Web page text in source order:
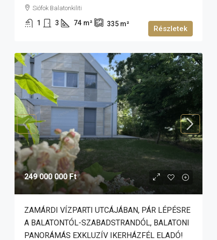
Siófok Balatonkiliti
1 3 74 m² 335 m²
Részletek
249 000 000 Ft
ZAMÁRDI VÍZPARTI UTCÁJÁBAN, PÁR LÉPÉSRE
A BALATONTÓL-SZABADSTRANDÓL, BALATONI
PANORÁMÁS EXKLUZÍV IKERHÁZFÉL ELADÓ!